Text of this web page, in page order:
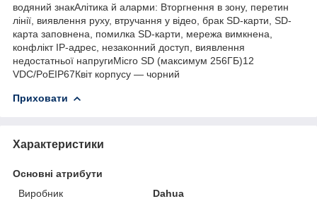
водяний знакАлітика й аларми: Вторгнення в зону, перетин
лінії, виявлення руху, втручання у відео, брак SD-карти, SD-
карта заповнена, помилка SD-карти, мережа вимкнена,
конфлікт IP-адрес, незаконний доступ, виявлення
недостатньої напругиMicro SD (максимум 256ГБ)12
VDC/PoEIP67Квіт корпусу — чорний
Приховати
Характеристики
Основні атрибути
Виробник
Dahua